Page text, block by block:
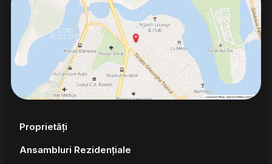
Proprietăți
Ansambluri Rezidențiale